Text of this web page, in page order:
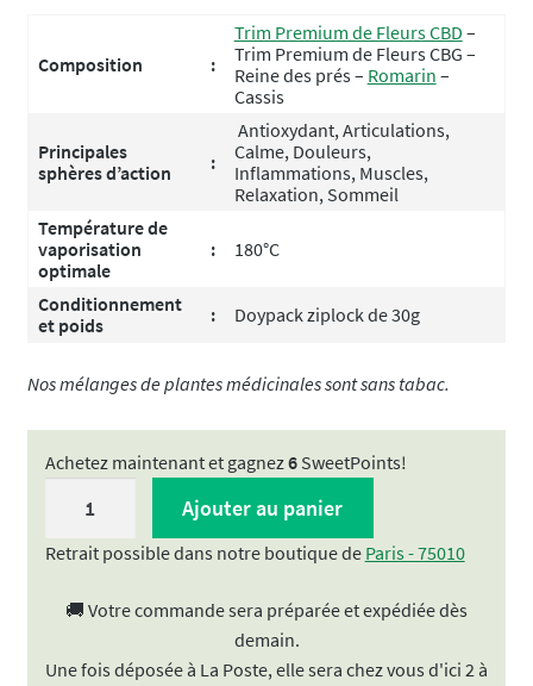
Composition :
Trim Premium de Fleurs CBD –
Trim Premium de Fleurs CBG –
Reine des prés – Romarin –
Cassis
Principales
sphères d’action
:
Antioxydant, Articulations,
Calme, Douleurs,
Inflammations, Muscles,
Relaxation, Sommeil
Température de
vaporisation
optimale
: 180°C
Conditionnement
et poids
: Doypack ziplock de 30g
Nos mélanges de plantes médicinales sont sans tabac.
Achetez maintenant et gagnez6SweetPoints!
Substitut
tabac
Mélange
Ajouter au panier
Retrait possible dans notre boutique de Paris - 75010
🚚 Votre commande sera préparée et expédiée dès
demain.
Une fois déposée à La Poste, elle sera chez vous d'ici 2 à